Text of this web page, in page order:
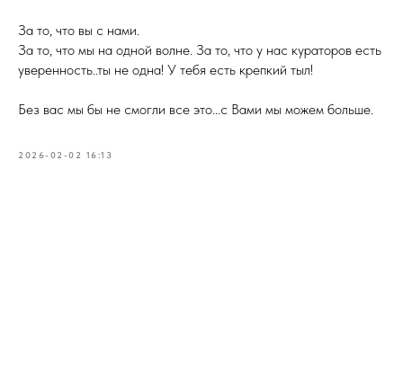
За то, что вы с нами.
За то, что мы на одной волне. За то, что у нас кураторов есть
уверенность..ты не одна! У тебя есть крепкий тыл!
Без вас мы бы не смогли все это...с Вами мы можем больше.
2026-02-02 16:13